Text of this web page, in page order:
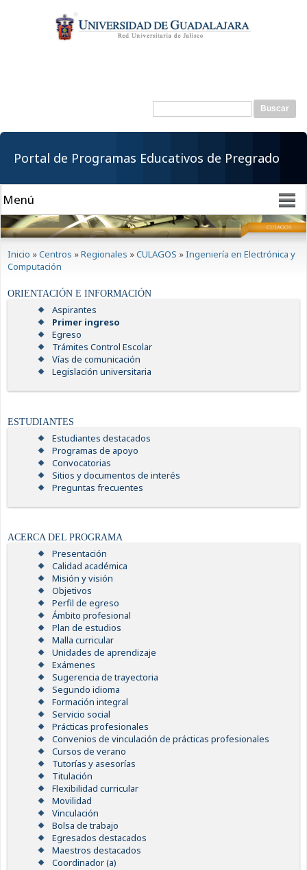
contenido
principal
Formulario de
Buscar
Portal de Programas Educativos de Pregrado
Inicio »Centros »Regionales »CULAGOS »Ingeniería en Electrónica y
Computación
ORIENTACIÓN E INFORMACIÓN
Aspirantes
Primer ingreso
Egreso
Trámites Control Escolar
Vías de comunicación
Legislación universitaria
ESTUDIANTES
Estudiantes destacados
Programas de apoyo
Convocatorias
Sitios y documentos de interés
Preguntas frecuentes
ACERCA DEL PROGRAMA
Presentación
Calidad académica
Misión y visión
Objetivos
Perfil de egreso
Ámbito profesional
Plan de estudios
Malla curricular
Unidades de aprendizaje
Exámenes
Sugerencia de trayectoria
Segundo idioma
Formación integral
Servicio social
Prácticas profesionales
Convenios de vinculación de prácticas profesionales
Cursos de verano
Tutorías y asesorías
Titulación
Flexibilidad curricular
Movilidad
Vinculación
Bolsa de trabajo
Egresados destacados
Maestros destacados
Coordinador (a)